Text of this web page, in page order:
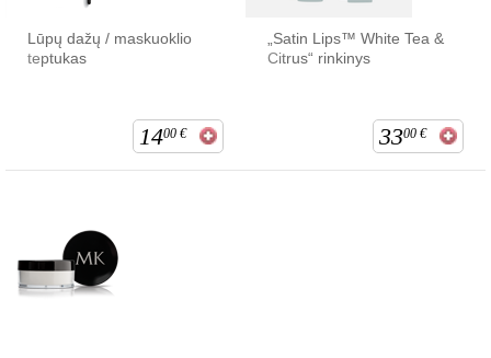
Lūpų dažų / maskuoklio
teptukas
1400 €
„Satin Lips™ White Tea &
Citrus“ rinkinys
3300 €